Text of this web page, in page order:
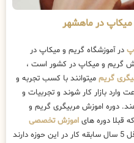
در ماهشهر
در آموزشگاه گریم و میکاپ در
گریم و میکاپ در کشور است ،
گریم میتوانند با کسب تجربه و
وارد بازار کار شوند و تجربیات و
دوره اموزش مربیگری گریم و
قبلا دوره های اموزش تخصصی
و تکمیلی را گذرانده اند و یا حداقل 5 سال سابقه کار در این حوزه دارند